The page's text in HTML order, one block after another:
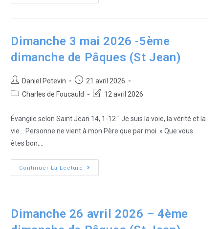
Dimanche 3 mai 2026 -5ème
dimanche de Pâques (St Jean)
Daniel Potevin
21 avril 2026
Charles de Foucauld
12 avril 2026
Évangile selon Saint Jean 14, 1-12 " Je suis la voie, la vérité et la
vie... Personne ne vient à mon Père que par moi. » Que vous
êtes bon,…
Continuer La Lecture
Dimanche 26 avril 2026 – 4ème